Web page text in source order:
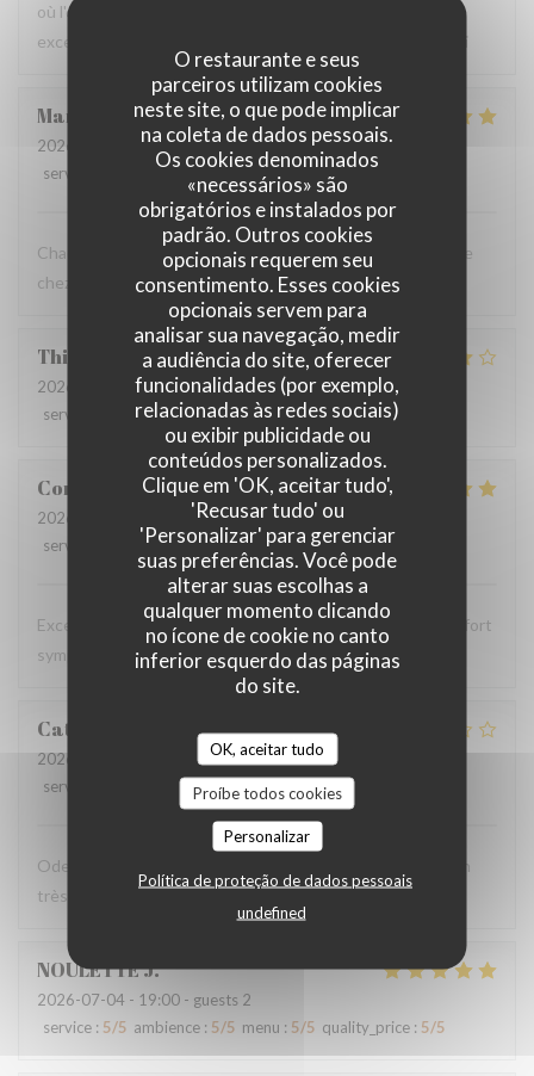
O restaurante e seus
parceiros utilizam cookies
neste site, o que pode implicar
na coleta de dados pessoais.
Os cookies denominados
«necessários» são
obrigatórios e instalados por
padrão. Outros cookies
opcionais requerem seu
consentimento. Esses cookies
opcionais servem para
analisar sua navegação, medir
a audiência do site, oferecer
funcionalidades (por exemplo,
relacionadas às redes sociais)
ou exibir publicidade ou
conteúdos personalizados.
Clique em 'OK, aceitar tudo',
'Recusar tudo' ou
'Personalizar' para gerenciar
suas preferências. Você pode
alterar suas escolhas a
qualquer momento clicando
no ícone de cookie no canto
inferior esquerdo das páginas
do site.
OK, aceitar tudo
Proíbe todos cookies
Personalizar
Política de proteção de dados pessoais
undefined
où l'on peut trouver des spécialités de la région. Repas
excellent et original, très bon accueil, déco originale. Merci
Marie pierreD
2026-07-20
- 19:30 - guests 4
service
ambience: 5/5 menu: 5/5 quality_price
Chaque fois qu’on vient au Mainsquare ou à Arras on passe
chez vous ❤️🌻incontournable
Thierry
2026-07-19
- 13:00 - guests 2
service
ambience: 3/5 menu:3/5 quality_price
Corentin
2026-07-18
- 19:30 - guests 2
service
ambience:5/5 menu: 5/5 quality_price
Excellent comme d’habitude, personnels très agréable et fort
sympathiques
Catherine
2026-06-13
- 12:30 - guests 2
service
ambience: 3/5 menu /5 quality_price
Odeur désagréable et propreté moyenne de la salle Welsh
très gras et de qualité très moyenne
NOULETTEJ
2026-07-04 - 19:00 - guests 2
service : 5/5 ambience : 5/5 menu : 5/5 quality_price : 5/5